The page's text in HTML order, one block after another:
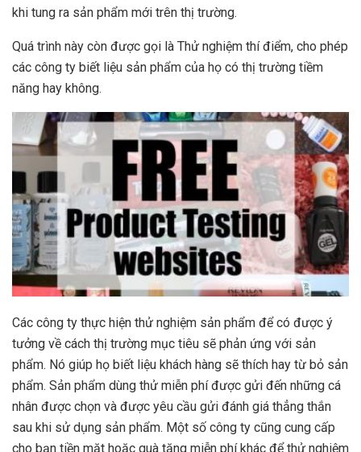
khi tung ra sản phẩm mới trên thị trường.
Quá trình này còn được gọi là Thử nghiệm thí điểm, cho phép
các công ty biết liệu sản phẩm của họ có thị trường tiềm
năng hay không.
Các công ty thực hiện thử nghiệm sản phẩm để có được ý
tưởng về cách thị trường mục tiêu sẽ phản ứng với sản
phẩm. Nó giúp họ biết liệu khách hàng sẽ thích hay từ bỏ sản
phẩm. Sản phẩm dùng thử miễn phí được gửi đến những cá
nhân được chọn và được yêu cầu gửi đánh giá thẳng thắn
sau khi sử dụng sản phẩm. Một số công ty cũng cung cấp
cho bạn tiền mặt hoặc quà tặng miễn phí khác để thử nghiệm